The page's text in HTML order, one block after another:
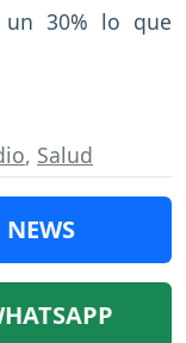
un 30% lo que
, Salud
NEWS